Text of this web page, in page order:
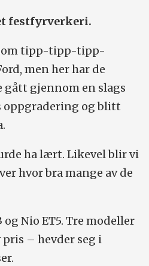
(WLTP):
520 km/21,3
300 kW.
255/45-21.
taklast:
festfyrverkeri.
tipp-tipp-tipp-
men her har de
gjennom en slags
oppgradering og blitt
ha lært. Likevel blir vi
hvor bra mange av de
og Nio ET5. Tre modeller
– hevder seg i